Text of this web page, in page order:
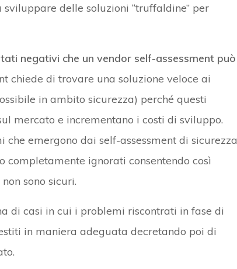
delle soluzioni “truffaldine” per
negativi che un vendor self-assessment può
chiede di trovare una soluzione veloce ai
in ambito sicurezza) perché questi
mercato e incrementano i costi di sviluppo.
emergono dai self-assessment di sicurezza
completamente ignorati consentendo così
sono sicuri.
di casi in cui i problemi riscontrati in fase di
in maniera adeguata decretando poi di